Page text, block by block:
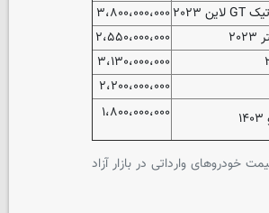
خودروهای وارداتی در بازار آزاد
۳،۸۰۰،۰۰۰،۰۰۰
۲،۵۵۰،۰۰۰،۰۰۰
۳،۱۳۰،۰۰۰،۰۰۰
۲،۲۰۰،۰۰۰،۰۰۰
۱،۸۰۰،۰۰۰،۰۰۰